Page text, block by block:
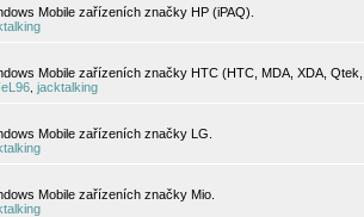
Mobile zařízeních značky HP (iPAQ).
Mobile zařízeních značky HTC (HTC, MDA, XDA,
jacktalking
Mobile zařízeních značky LG.
Mobile zařízeních značky Mio.